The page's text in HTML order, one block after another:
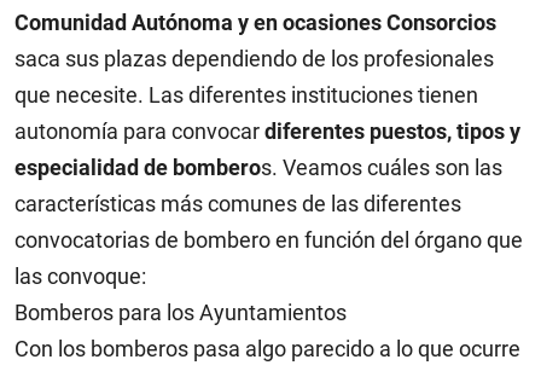
Comunidad Autónoma y en ocasiones Consorcios
saca sus plazas dependiendo de los profesionales
que necesite. Las diferentes instituciones tienen
autonomía para convocardiferentes puestos, tipos y
especialidad de bomberos. Veamos cuáles son las
características más comunes de las diferentes
convocatorias de bombero en función del órgano que
las convoque:
Bomberos para los Ayuntamientos
Con los bomberos pasa algo parecido a lo que ocurre